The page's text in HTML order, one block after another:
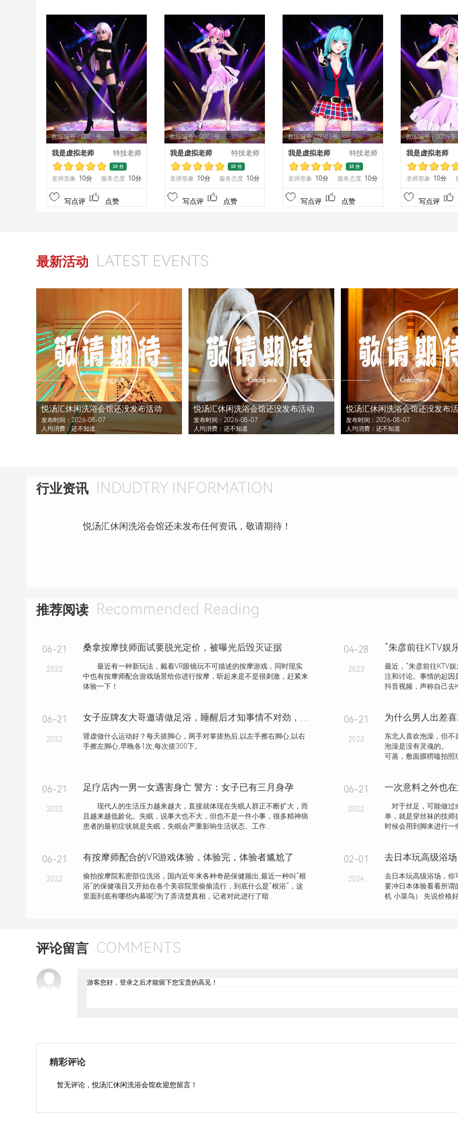
教练编号：0001号
我是虚拟老师 特技老师
10 分
老师形象 10分 服务态度 10分
写点评 点赞
教练编号：0002号
我是虚拟老师 特技老师
10 分
老师形象 10分 服务态度 10分
写点评 点赞
教练编号：0003号
我是虚拟老师 特技老师
10 分
老师形象 10分 服务态度 10分
写点评 点赞
教练编号：0004号
我是虚拟老师
老师形象 10分
写点评
最新活动 LATEST EVENTS
悦汤汇休闲洗浴会馆还没发布活动
发布时间：2026-08-07
人均消费：还不知道
悦汤汇休闲洗浴会馆还没发布活动
发布时间：2026-08-07
人均消费：还不知道
悦汤汇休闲洗浴会馆还没发布
发布时间：2026-08-07
人均消费：还不知道
行业资讯 INDUDTRY INFORMATION
悦汤汇休闲洗浴会馆还未发布任何资讯，敬请期待！
推荐阅读 Recommended Reading
06-21
2022
桑拿按摩技师面试要脱光定价，被曝光后毁灭证据
最近有一种新玩法，戴着VR眼镜玩不可描述的按摩游戏，同时现实
中也有按摩师配合游戏场景给你进行按摩，听起来是不是很刺激，赶紧来
体验一下！
04-28
2023
“朱彦前往KTV娱
最近，“朱彦前往KTV
注和讨论。事情的起因
抖音视频，声称自己去
06-21
2022
肾虚做什么运动好？每天搓脚心，两手对掌搓热后,以左手擦右脚心,以右
手擦左脚心,早晚各1次,每次搓300下。
06-21
2022
东北人喜欢泡澡，但
泡澡是没有灵魂的。
可蒸，敷面膜唠嗑拍照
06-21
2022
足疗店内一男一女遇害身亡 警方：女子已有三月身孕
现代人的生活压力越来越大，直接就体现在失眠人群正不断扩大，而
且越来越低龄化。失眠，说事大也不大，但也不是一件小事，很多精神病
患者的最初症状就是失眠，失眠会严重影响生活状态、工作...
06-21
2022
一次意料之外也
对于丝足，可能做过
单，就是穿丝袜的技师
时候会用到脚来进行一
06-21
2022
有按摩师配合的VR游戏体验，体验完，体验者尴尬了
偷拍按摩院私密部位洗浴，国内近年来各种奇葩保健频出,最近一种叫“根
浴”的保健项目又开始在各个美容院里偷偷流行，到底什么是“根浴”，这
里面到底有哪些内幕呢?为了弄清楚真相，记者对此进行了暗...
02-01
2024
去日本玩高级浴
去日本玩高级浴场，你
要冲日本体验看看所谓
机 小菜鸟） 先说价格
评论留言 COMMENTS
精彩评论
暂无评论，悦汤汇休闲洗浴会馆欢迎您留言！